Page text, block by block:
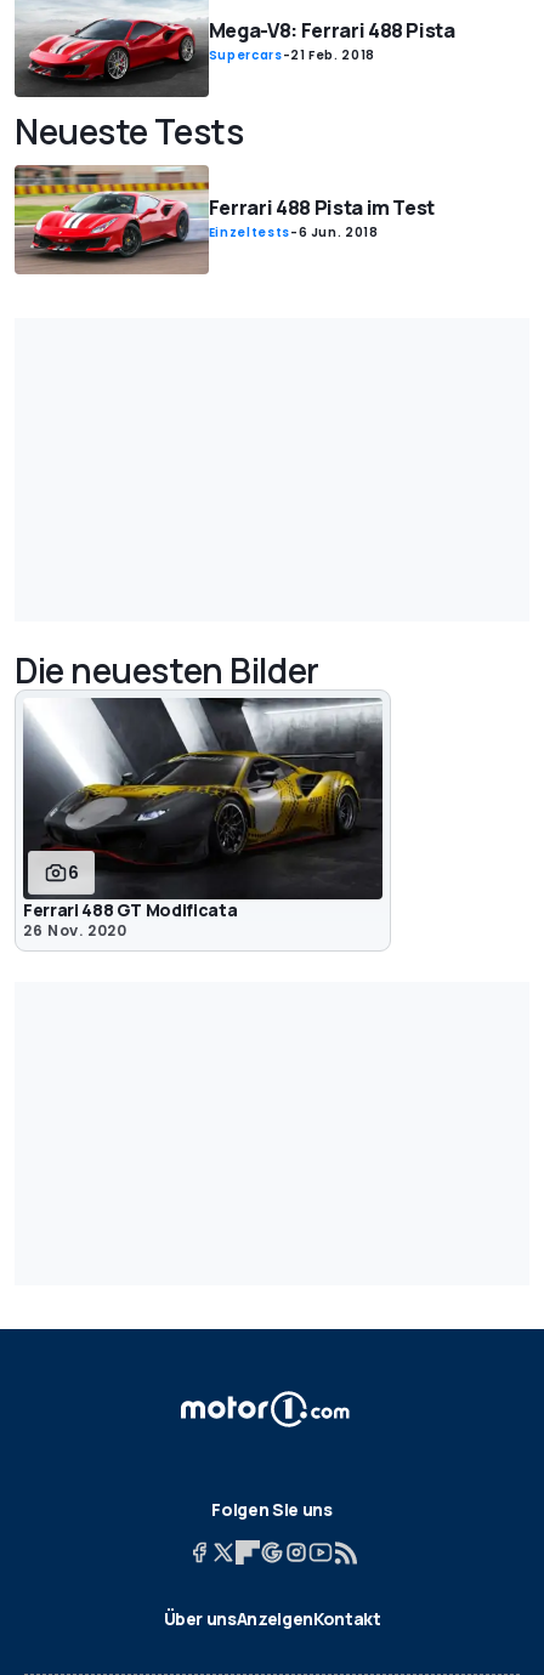
Mega-V8: Ferrari 488 Pista
Supercars-21 Feb. 2018
Neueste Tests
Ferrari 488 Pista im Test
Einzeltests-6 Jun. 2018
Die neuesten Bilder
6
Ferrari 488 GT Modificata
26 Nov. 2020
Folgen Sie uns
Über unsAnzeigenKontakt